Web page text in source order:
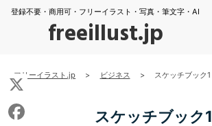
登録不要・商用可・フリーイラスト・写真・筆文字・AI
freeillust.jp
フリーイラスト.jp > ビジネス > スケッチブック1
スケッチブック1
X